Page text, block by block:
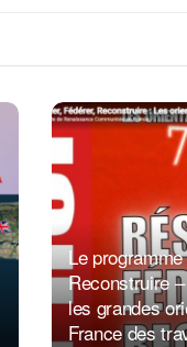
Le
Reconstruire
les grandes
France des